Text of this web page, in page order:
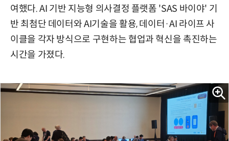
여했다. AI 기반 지능형 의사결정 플랫폼 'SAS 바이야' 기
반 최첨단 데이터와 AI기술을 활용, 데이터·AI 라이프 사
이클을 각자 방식으로 구현하는 협업과 혁신을 촉진하는
시간을 가졌다.